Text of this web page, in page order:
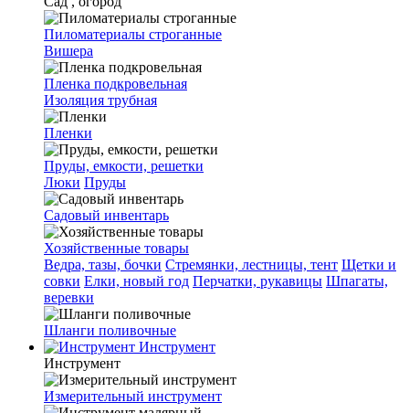
Пиломатериалы строганные
Вишера
Пленка подкровельная
Изоляция трубная
Пленки
Пруды, емкости, решетки
Люки Пруды
Садовый инвентарь
Хозяйственные товары
Ведра, тазы, бочки Стремянки, лестницы, тент Щетки и
совки Елки, новый год Перчатки, рукавицы Шпагаты,
веревки
Шланги поливочные
Инструмент
Инструмент
Измерительный инструмент